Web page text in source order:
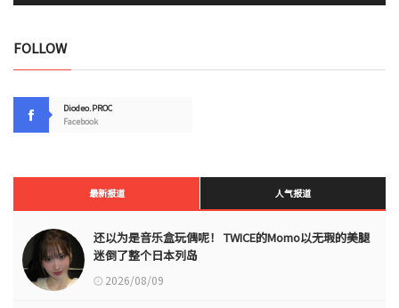
FOLLOW
Diodeo.PROC
Facebook
最新报道 人气报道
还以为是音乐盒玩偶呢！ TWICE的Momo以无瑕的美腿
迷倒了整个日本列岛
2026/08/09